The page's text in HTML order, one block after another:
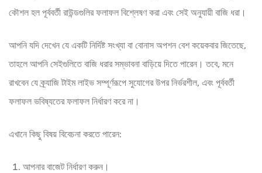
কৌশল হল পূর্ববর্তী রাউন্ডগুলির ফলাফল বিশ্লেষণ করা এবং সেই অনুযায়ী বাজি ধরা।
আপনি যদি দেখেন যে একটি নির্দিষ্ট সংখ্যা বা বোনাস অপশন বেশ কয়েকবার জিতেছে,
তাহলে আপনি সেইগুলিতে বাজি ধরার সম্ভাবনা বাড়িয়ে দিতে পারেন। তবে, মনে
রাখবেন যে ক্র্যাজি টাইম লাইভ সম্পূর্ণরূপে সুযোগের উপর নির্ভরশীল, এবং পূর্ববর্তী
ফলাফল ভবিষ্যতের ফলাফল নির্ধারণ করে না।
এখানে কিছু বিষয় বিবেচনা করতে পারেন:
আপনার বাজেট নির্ধারণ করুন।